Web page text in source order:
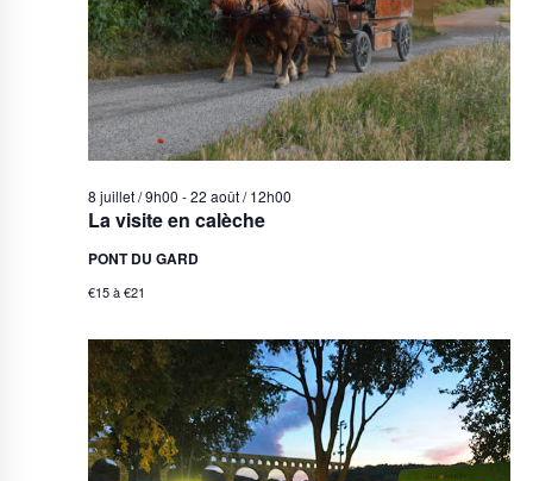
La visite en calèche
8 juillet / 9h00 -22 août / 12h00
PONT DU GARD
€15 à €21